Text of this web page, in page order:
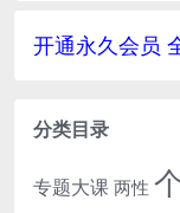
开通永久会员
分类目录
专题大课 两性